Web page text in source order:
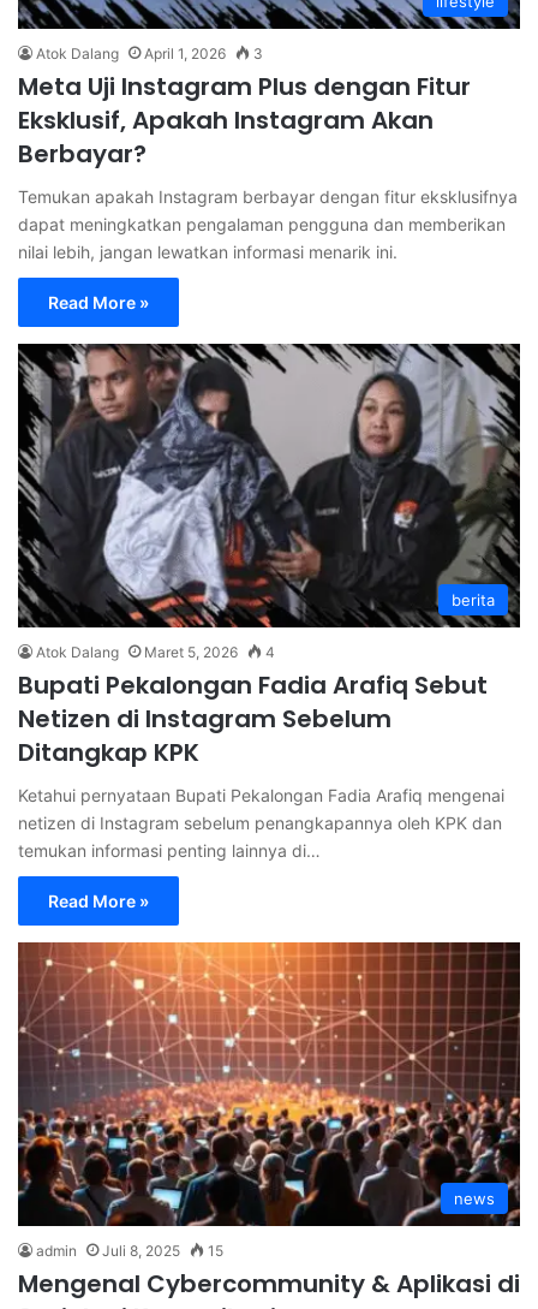
Atok Dalang April 1, 2026 3
Meta Uji Instagram Plus dengan Fitur
Eksklusif, Apakah Instagram Akan
Berbayar?
Temukan apakah Instagram berbayar dengan fitur eksklusifnya
dapat meningkatkan pengalaman pengguna dan memberikan
nilai lebih, jangan lewatkan informasi menarik ini.
Read More »
berita
Atok Dalang Maret 5, 2026 4
Bupati Pekalongan Fadia Arafiq Sebut
Netizen di Instagram Sebelum
Ditangkap KPK
Ketahui pernyataan Bupati Pekalongan Fadia Arafiq mengenai
netizen di Instagram sebelum penangkapannya oleh KPK dan
temukan informasi penting lainnya di…
Read More »
news
admin Juli 8, 2025 15
Mengenal Cybercommunity & Aplikasi di